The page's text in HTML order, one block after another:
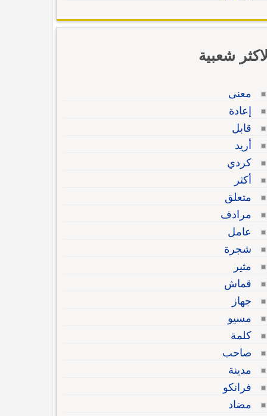
الاكثر شعبية
معنى
إعادة
قابل
أريد
كردي
أكثر
متعلق
مرادف
عامل
شجرة
مثير
قماش
جهاز
مسيو
كلمة
صاحب
مدينة
فرانكو
مضاد